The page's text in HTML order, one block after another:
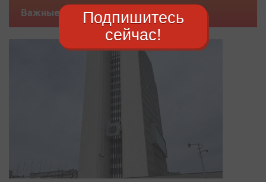
Важные новостиПодпишитесь
сейчас!